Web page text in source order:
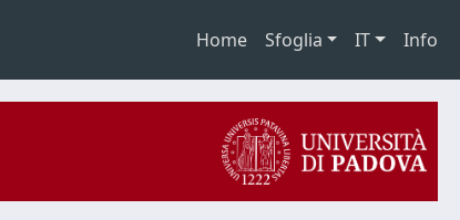
Home Sfoglia IT Info